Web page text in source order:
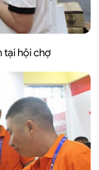
tại hội chợ